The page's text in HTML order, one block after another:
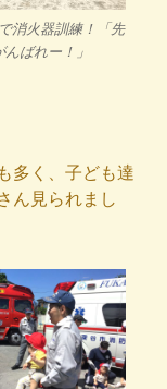
消火器訓練！「先
んばれー！」
多く、子ども達
ん見られまし